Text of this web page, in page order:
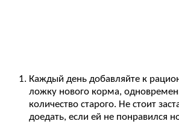
Каждый день добавляйте к
ложку нового корма,
количество старого. Не стоит
доедать, если ей не понравился